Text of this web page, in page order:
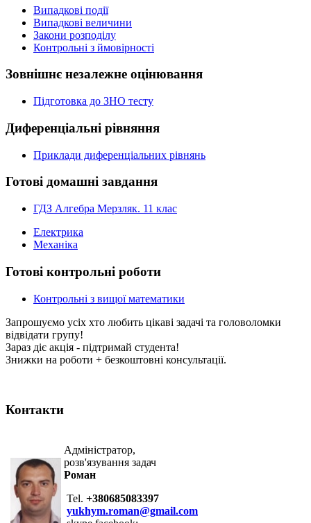
Випадкові події
Випадкові величини
Закони розподілу
Контрольні з ймовірності
Зовнішнє незалежне оцінювання
Підготовка до ЗНО тесту
Диференціальні рівняння
Приклади диференціальних рівнянь
Готові домашні завдання
ГДЗ Алгебра Мерзляк. 11 клас
Електрика
Механіка
Готові контрольні роботи
Контрольні з вищої математики
Запрошуємо усіх хто любить цікаві задачі та головоломки
відвідати групу!
Зараз діє акція - підтримай студента!
Знижки на роботи + безкоштовні консультації.
Контакти
Адміністратор,
розв'язування задач
Роман
Tel. +380685083397
yukhym.roman@gmail.com